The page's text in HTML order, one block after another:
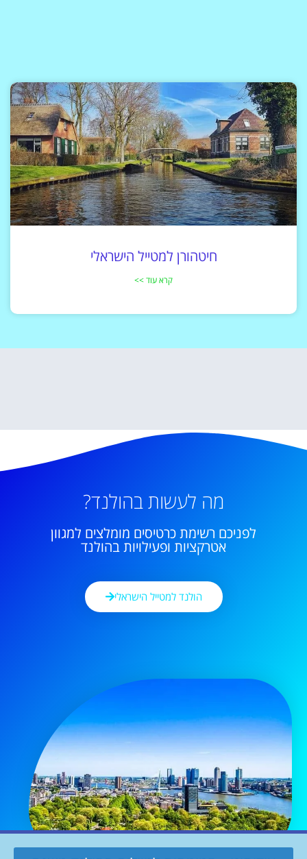
חיטהורן למטייל הישראלי
קרא עוד >>
מה לעשות בהולנד?
לפניכם רשימת כרטיסים מומלצים למגוון
אטרקציות ופעילויות בהולנד
הולנד למטייל הישראלי